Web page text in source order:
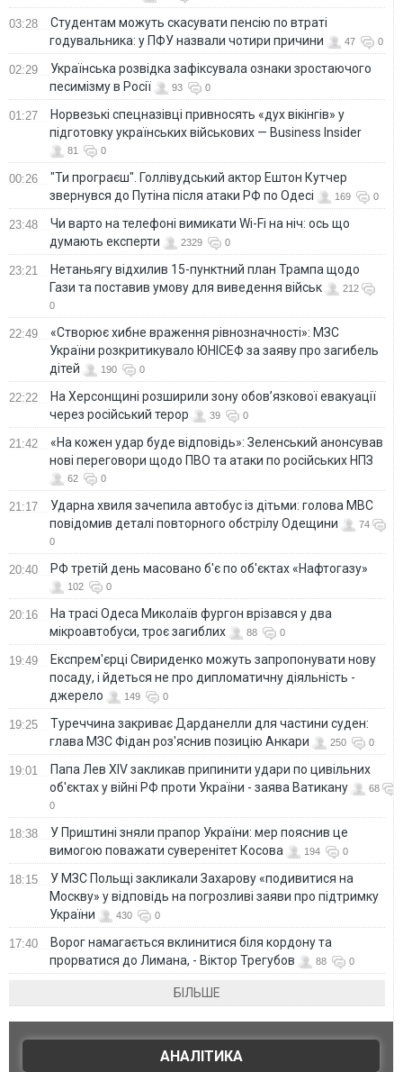
03:28
Студентам можуть скасувати пенсію по втраті
годувальника: у ПФУ назвали чотири причини
47 0
02:29
Українська розвідка зафіксувала ознаки зростаючого
песимізму в Росії
93 0
01:27
Норвезькі спецназівці привносять «дух вікінгів» у
підготовку українських військових — Business Insider
81 0
00:26
"Ти програєш". Голлівудський актор Ештон Кутчер
звернувся до Путіна після атаки РФ по Одесі
169 0
23:48
Чи варто на телефонi вимикати Wi-Fi на ніч: ось що
думають експерти
2329 0
23:21
Нетаньягу відхилив 15-пунктний план Трампа щодо
Гази та поставив умову для виведення військ
212
0
22:49
«Створює хибне враження рівнозначності»: МЗС
України розкритикувало ЮНІСЕФ за заяву про загибель
дітей
190 0
22:22
На Херсонщині розширили зону обов’язкової евакуації
через російський терор
39 0
21:42
«На кожен удар буде відповідь»: Зеленський анонсував
нові переговори щодо ПВО та атаки по російських НПЗ
62 0
21:17
Ударна хвиля зачепила автобус із дітьми: голова МВС
повідомив деталі повторного обстрілу Одещини
74
0
20:40 РФ третій день масовано б'є по об'єктах «Нафтогазу»
102 0
20:16
На трасі Одеса Миколаїв фургон врізався у два
мікроавтобуси, троє загиблих
88 0
19:49
Експрем'єрці Свириденко можуть запропонувати нову
посаду, і йдеться не про дипломатичну діяльність -
джерело
149 0
19:25
Туреччина закриває Дарданелли для частини суден:
глава МЗС Фідан роз'яснив позицію Анкари
250 0
19:01
Папа Лев XIV закликав припинити удари по цивільних
об'єктах у війні РФ проти України - заява Ватикану
68
0
18:38
У Приштині зняли прапор України: мер пояснив це
вимогою поважати суверенітет Косова
194 0
18:15
У МЗС Польщі закликали Захарову «подивитися на
Москву» у відповідь на погрозливі заяви про підтримку
України
430 0
17:40
Ворог намагається вклинитися біля кордону та
прорватися до Лимана, - Віктор Трегубов
88 0
БІЛЬШЕ
АНАЛІТИКА